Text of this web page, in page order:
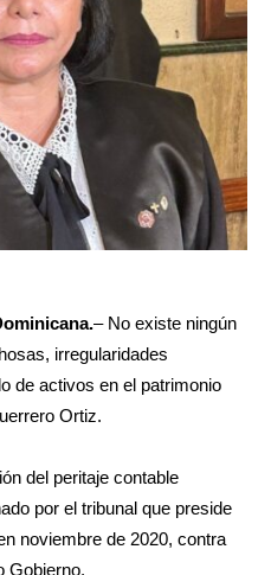
– No existe ningún
irregularidades
de activos en el patrimonio
Ortiz.
del peritaje contable
por el tribunal que preside
noviembre de 2020, contra
Gobierno.